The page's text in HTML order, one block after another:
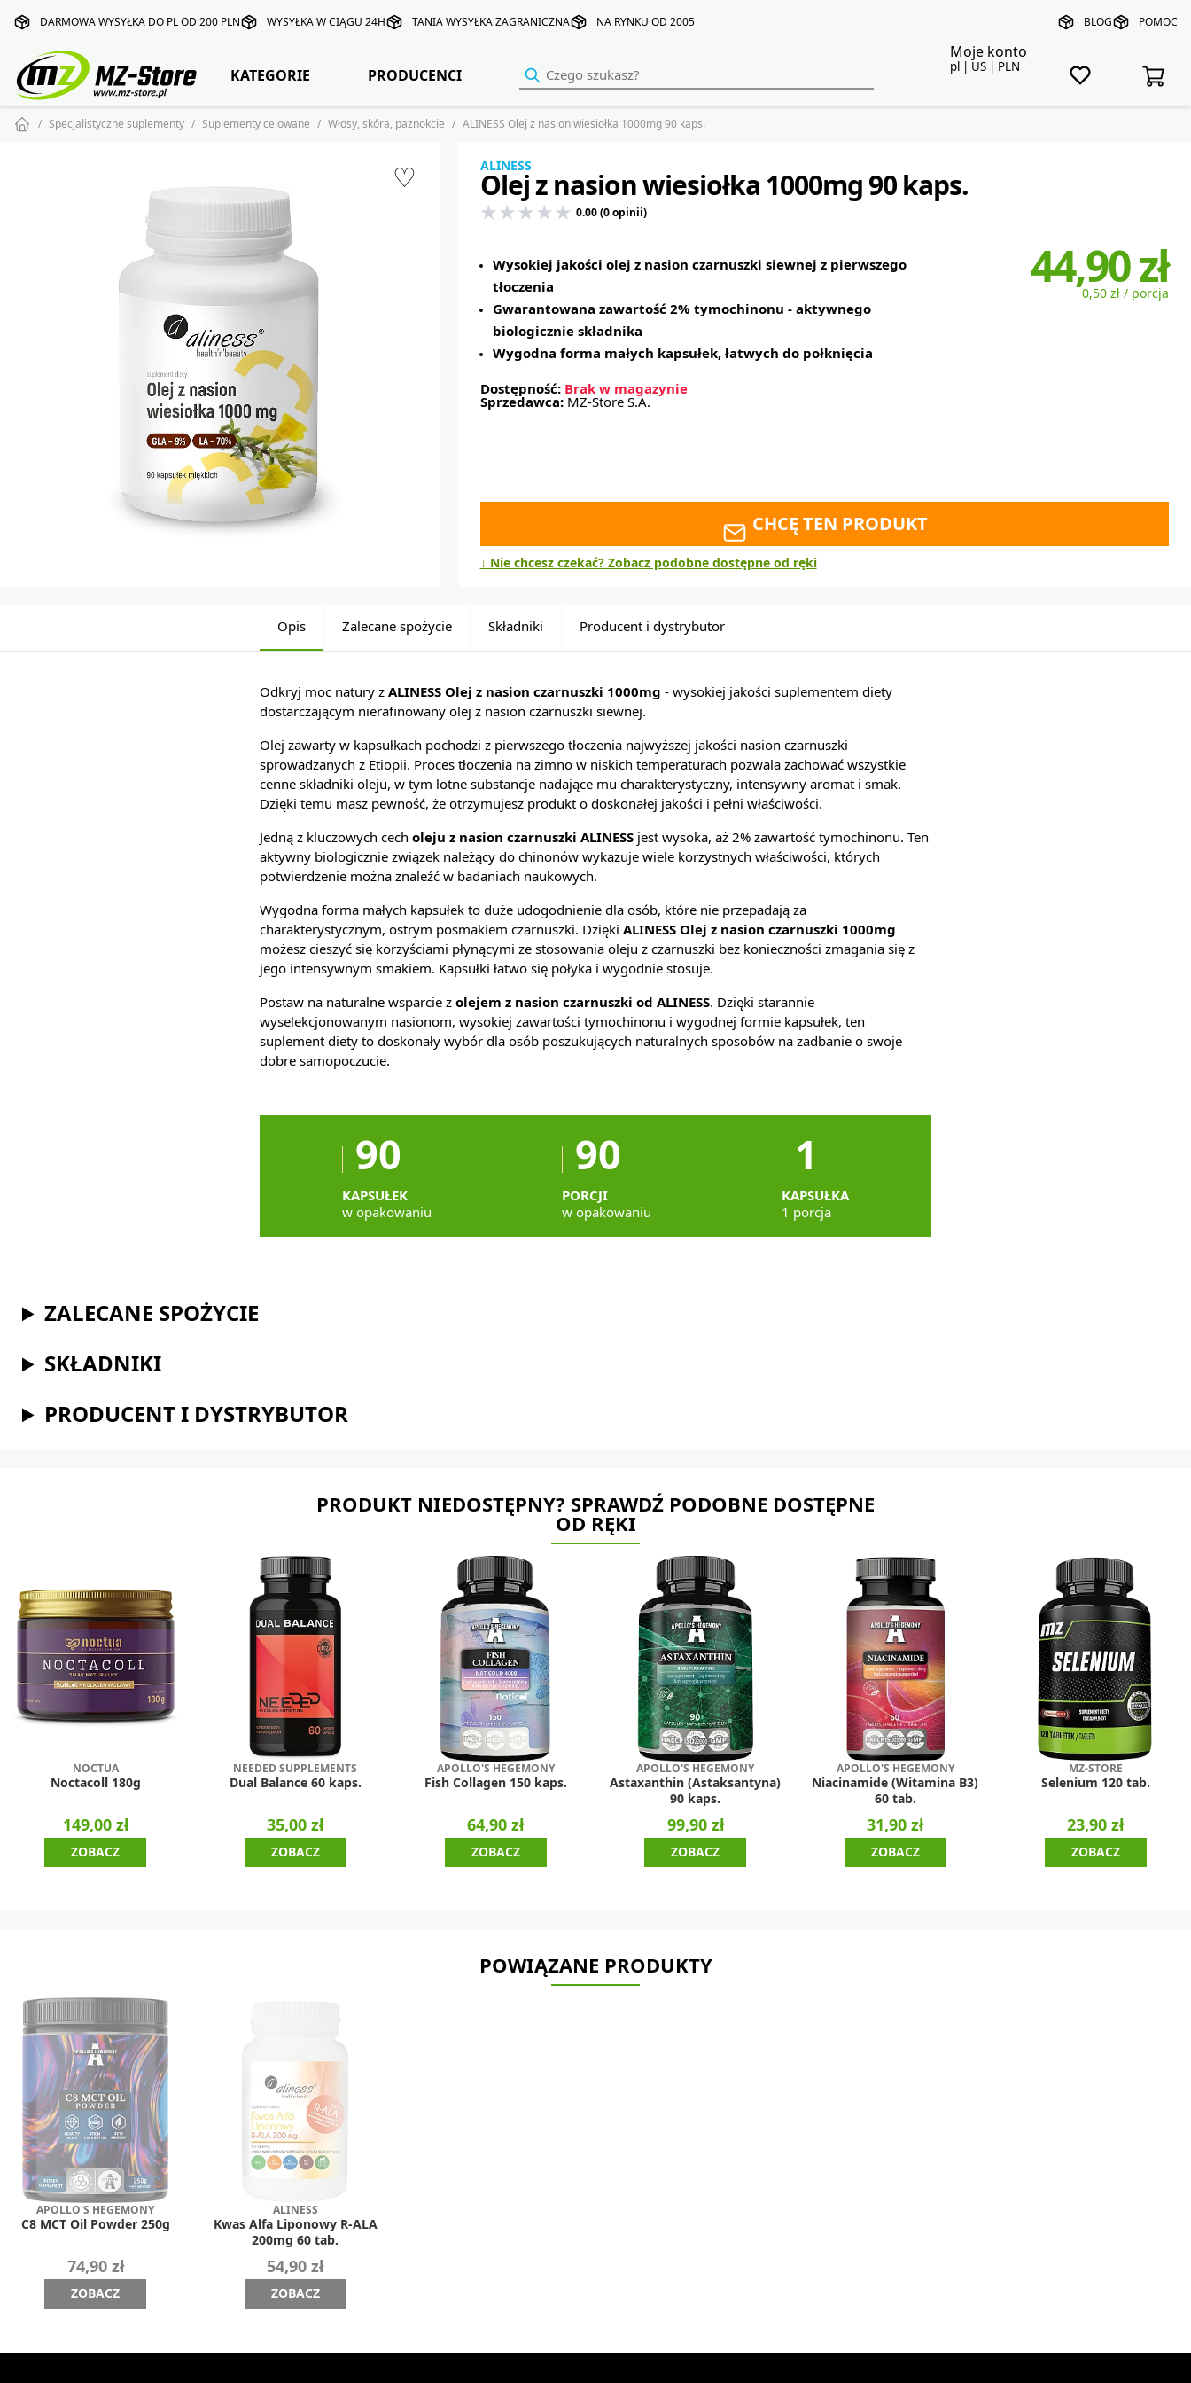
DARMOWA WYSYŁKA DO PL OD 200 PLN WYSYŁKA W CIĄGU 24H TANIA WYSYŁKA ZAGRANICZNA NA RYNKU OD 2005 BLOG POMOC
Moje konto
pl | US | PLN
KATEGORIE PRODUCENCI
Specjalistyczne suplementy Suplementy celowane Włosy, skóra, paznokcie ALINESS Olej z nasion wiesiołka 1000mg 90 kaps.
♡ ALINESS
Olej z nasion wiesiołka 1000mg 90 kaps.
0.00 (0 opinii)
44,90 zł
0,50 zł / porcja
Wysokiej jakości olej z nasion czarnuszki siewnej z pierwszego
tłoczenia
Gwarantowana zawartość 2% tymochinonu - aktywnego
biologicznie składnika
Wygodna forma małych kapsułek, łatwych do połknięcia
Dostępność: Brak w magazynie
Sprzedawca: MZ-Store S.A.
CHCĘ TEN PRODUKT
↓ Nie chcesz czekać? Zobacz podobne dostępne od ręki
Opis Zalecane spożycie Składniki Producent i dystrybutor
Odkryj moc natury z ALINESS Olej z nasion czarnuszki 1000mg - wysokiej jakości suplementem diety
dostarczającym nierafinowany olej z nasion czarnuszki siewnej.
Olej zawarty w kapsułkach pochodzi z pierwszego tłoczenia najwyższej jakości nasion czarnuszki
sprowadzanych z Etiopii. Proces tłoczenia na zimno w niskich temperaturach pozwala zachować wszystkie
cenne składniki oleju, w tym lotne substancje nadające mu charakterystyczny, intensywny aromat i smak.
Dzięki temu masz pewność, że otrzymujesz produkt o doskonałej jakości i pełni właściwości.
Jedną z kluczowych cech oleju z nasion czarnuszki ALINESS jest wysoka, aż 2% zawartość tymochinonu. Ten
aktywny biologicznie związek należący do chinonów wykazuje wiele korzystnych właściwości, których
potwierdzenie można znaleźć w badaniach naukowych.
Wygodna forma małych kapsułek to duże udogodnienie dla osób, które nie przepadają za
charakterystycznym, ostrym posmakiem czarnuszki. Dzięki ALINESS Olej z nasion czarnuszki 1000mg
możesz cieszyć się korzyściami płynącymi ze stosowania oleju z czarnuszki bez konieczności zmagania się z
jego intensywnym smakiem. Kapsułki łatwo się połyka i wygodnie stosuje.
Postaw na naturalne wsparcie z olejem z nasion czarnuszki od ALINESS. Dzięki starannie
wyselekcjonowanym nasionom, wysokiej zawartości tymochinonu i wygodnej formie kapsułek, ten
suplement diety to doskonały wybór dla osób poszukujących naturalnych sposobów na zadbanie o swoje
dobre samopoczucie.
90
KAPSUŁEK
w opakowaniu
90
PORCJI
w opakowaniu
1
KAPSUŁKA
1 porcja
ZALECANE SPOŻYCIE
SKŁADNIKI
PRODUCENT I DYSTRYBUTOR
PRODUKT NIEDOSTĘPNY? SPRAWDŹ PODOBNE DOSTĘPNE
OD RĘKI
NOCTUA
Noctacoll 180g
149,00 zł
ZOBACZ
NEEDED SUPPLEMENTS
Dual Balance 60 kaps.
35,00 zł
ZOBACZ
APOLLO'S HEGEMONY
Fish Collagen 150 kaps.
64,90 zł
ZOBACZ
APOLLO'S HEGEMONY
Astaxanthin (Astaksantyna)
90 kaps.
99,90 zł
ZOBACZ
APOLLO'S HEGEMONY
Niacinamide (Witamina B3)
60 tab.
31,90 zł
ZOBACZ
MZ-STORE
Selenium 120 tab.
23,90 zł
ZOBACZ
POWIĄZANE PRODUKTY
APOLLO'S HEGEMONY
C8 MCT Oil Powder 250g
74,90 zł
ZOBACZ
ALINESS
Kwas Alfa Liponowy R-ALA
200mg 60 tab.
54,90 zł
ZOBACZ